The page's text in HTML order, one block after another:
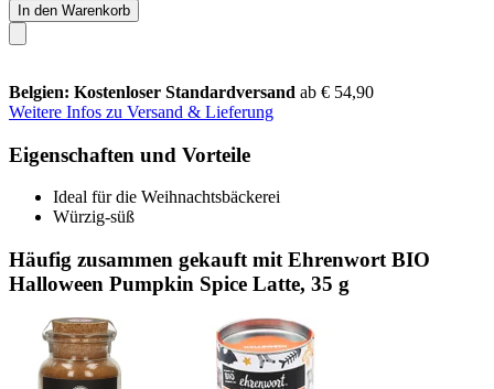
In den Warenkorb
Belgien: Kostenloser Standardversand ab € 54,90
Weitere Infos zu Versand & Lieferung
Eigenschaften und Vorteile
Ideal für die Weihnachtsbäckerei
Würzig-süß
Häufig zusammen gekauft mit Ehrenwort BIO
Halloween Pumpkin Spice Latte, 35 g